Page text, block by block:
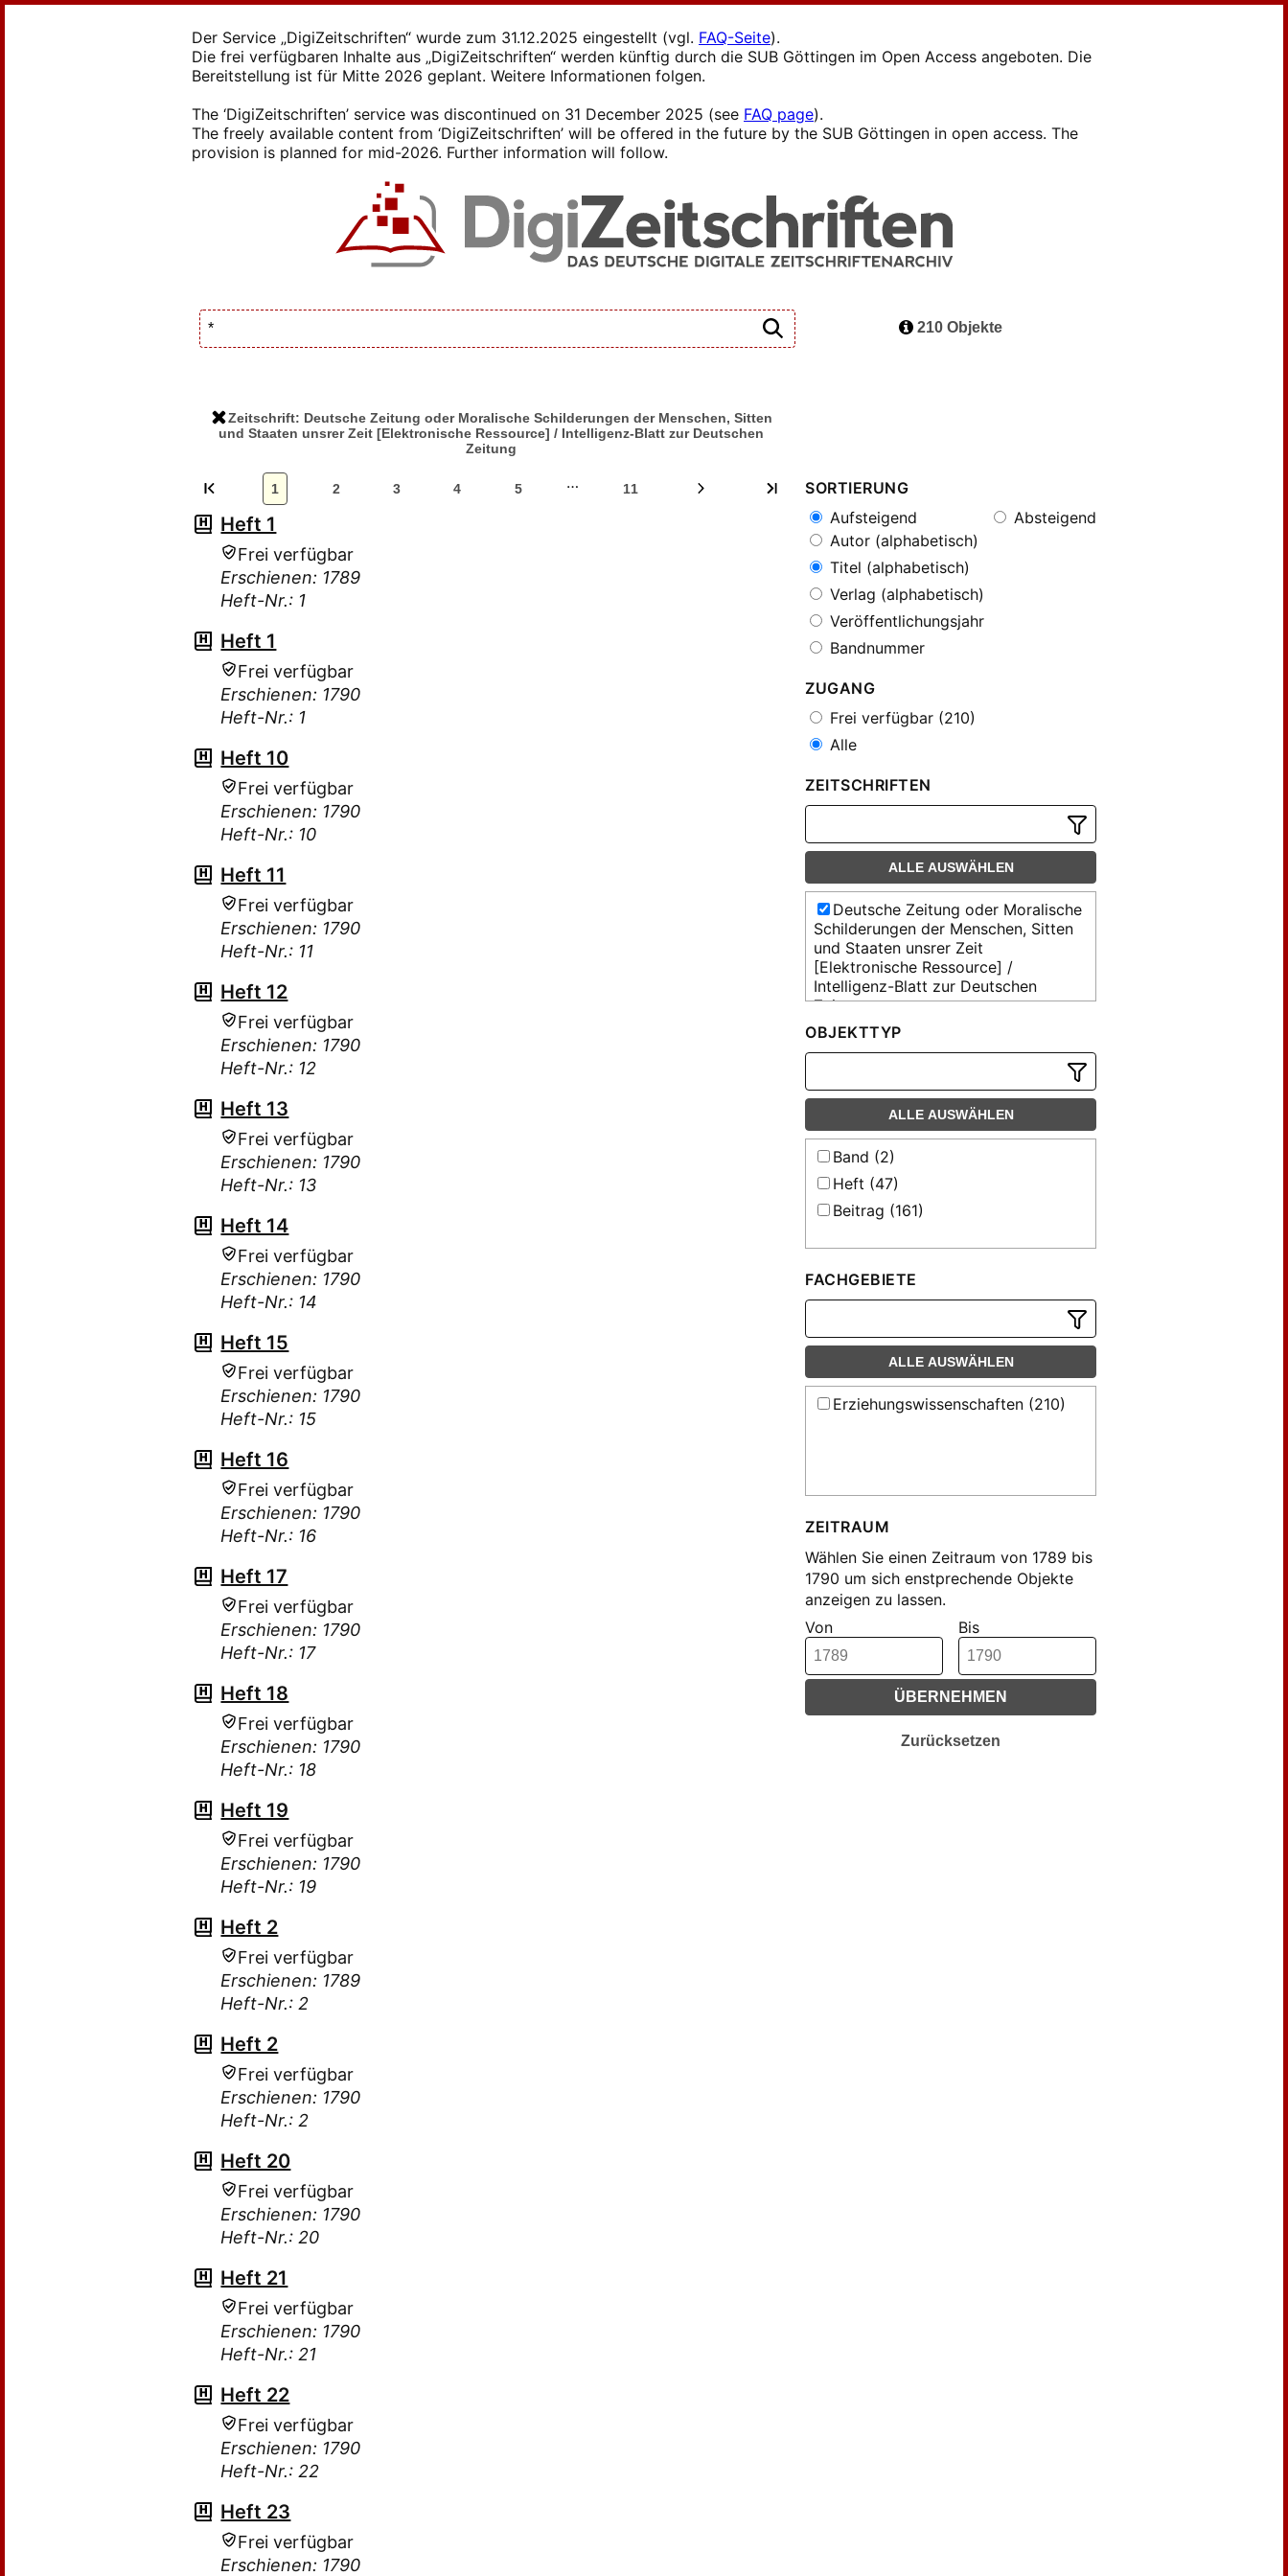
Der Service „DigiZeitschriften“ wurde zum 31.12.2025 eingestellt (vgl. FAQ-Seite).
Die frei verfügbaren Inhalte aus „DigiZeitschriften“ werden künftig durch die SUB Göttingen im Open Access angeboten. Die
Bereitstellung ist für Mitte 2026 geplant. Weitere Informationen folgen.
The ‘DigiZeitschriften’ service was discontinued on 31 December 2025 (see FAQ page).
The freely available content from ‘DigiZeitschriften’ will be offered in the future by the SUB Göttingen in open access. The
provision is planned for mid-2026. Further information will follow.
Zeitschrift: Deutsche Zeitung oder Moralische Schilderungen der Menschen, Sitten
und Staaten unsrer Zeit [Elektronische Ressource] / Intelligenz-Blatt zur Deutschen
Zeitung
210 Objekte
1 2 3 4 5 … 11
Heft 1
Frei verfügbar
Erschienen: 1789
Heft-Nr.: 1
Heft 1
Frei verfügbar
Erschienen: 1790
Heft-Nr.: 1
Heft 10
Frei verfügbar
Erschienen: 1790
Heft-Nr.: 10
Heft 11
Frei verfügbar
Erschienen: 1790
Heft-Nr.: 11
Heft 12
Frei verfügbar
Erschienen: 1790
Heft-Nr.: 12
Heft 13
Frei verfügbar
Erschienen: 1790
Heft-Nr.: 13
Heft 14
Frei verfügbar
Erschienen: 1790
Heft-Nr.: 14
Heft 15
Frei verfügbar
Erschienen: 1790
Heft-Nr.: 15
Heft 16
Frei verfügbar
Erschienen: 1790
Heft-Nr.: 16
Heft 17
Frei verfügbar
Erschienen: 1790
Heft-Nr.: 17
Heft 18
Frei verfügbar
Erschienen: 1790
Heft-Nr.: 18
Heft 19
Frei verfügbar
Erschienen: 1790
Heft-Nr.: 19
Heft 2
Frei verfügbar
Erschienen: 1789
Heft-Nr.: 2
Heft 2
Frei verfügbar
Erschienen: 1790
Heft-Nr.: 2
Heft 20
Frei verfügbar
Erschienen: 1790
Heft-Nr.: 20
Heft 21
Frei verfügbar
Erschienen: 1790
Heft-Nr.: 21
Heft 22
Frei verfügbar
Erschienen: 1790
Heft-Nr.: 22
Heft 23
Frei verfügbar
Erschienen: 1790
SORTIERUNG
Aufsteigend
Absteigend
Autor (alphabetisch)
Titel (alphabetisch)
Verlag (alphabetisch)
Veröffentlichungsjahr
Bandnummer
ZUGANG
Frei verfügbar (210)
Alle
ZEITSCHRIFTEN
ALLE AUSWÄHLEN
Deutsche Zeitung oder Moralische
Schilderungen der Menschen, Sitten
und Staaten unsrer Zeit
[Elektronische Ressource] /
Intelligenz-Blatt zur Deutschen
Zeitung
OBJEKTTYP
ALLE AUSWÄHLEN
Band (2)
Heft (47)
Beitrag (161)
FACHGEBIETE
ALLE AUSWÄHLEN
Erziehungswissenschaften (210)
ZEITRAUM
Wählen Sie einen Zeitraum von 1789 bis
1790 um sich enstprechende Objekte
anzeigen zu lassen.
Von
Bis
ÜBERNEHMEN
Zurücksetzen